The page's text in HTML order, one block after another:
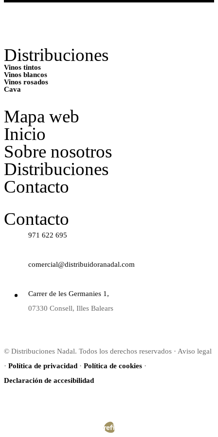
Distribuciones
Vinos tintos
Vinos blancos
Vinos rosados
Cava
Mapa web
Inicio
Sobre nosotros
Distribuciones
Contacto
Contacto
971 622 695
comercial@distribuidoranadal.com
Carrer de les Germanies 1,
07330 Consell, Illes Balears
© Distribuciones Nadal. Todos los derechos reservados · Aviso legal
· Política de privacidad · Política de cookies ·
Declaración de accesibilidad